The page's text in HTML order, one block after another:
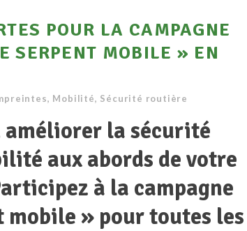
POUR LA CAMPAGNE
SERPENT MOBILE » EN
, Mobilité, Sécurité routière
améliorer la sécurité
aux abords de votre
à la campagne
mobile » pour toutes les